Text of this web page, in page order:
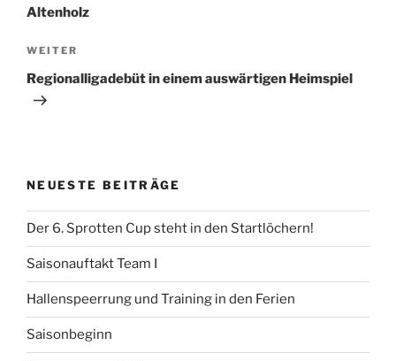
Altenholz
Nächster
Beitrag
WEITER
Regionalligadebüt in einem auswärtigen Heimspiel
NEUESTE BEITRÄGE
Der 6. Sprotten Cup steht in den Startlöchern!
Saisonauftakt Team I
Hallenspeerrung und Training in den Ferien
Saisonbeginn